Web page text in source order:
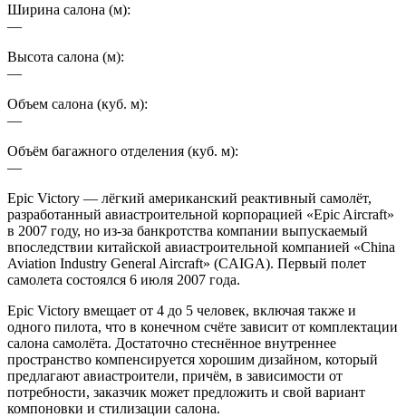
Ширина салона (м):
—
Высота салона (м):
—
Объем салона (куб. м):
—
Объём багажного отделения (куб. м):
—
Epic Victory — лёгкий американский реактивный самолёт,
разработанный авиастроительной корпорацией «Epic Aircraft»
в 2007 году, но из-за банкротства компании выпускаемый
впоследствии китайской авиастроительной компанией «China
Aviation Industry General Aircraft» (CAIGA). Первый полет
самолета состоялся 6 июля 2007 года.
Epic Victory вмещает от 4 до 5 человек, включая также и
одного пилота, что в конечном счёте зависит от комплектации
салона самолёта. Достаточно стеснённое внутреннее
пространство компенсируется хорошим дизайном, который
предлагают авиастроители, причём, в зависимости от
потребности, заказчик может предложить и свой вариант
компоновки и стилизации салона.